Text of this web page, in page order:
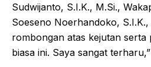
Sudwijanto, S.I.K., M.Si.,
Soeseno Noerhandoko,
rombongan atas kejutan
biasa ini. Saya sangat